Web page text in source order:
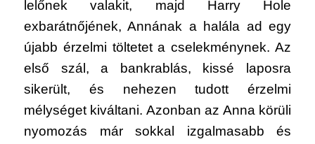
lelőnek valakit, majd Harry Hole
exbarátnőjének, Annának a halála ad egy
újabb érzelmi töltetet a cselekménynek. Az
első szál, a bankrablás, kissé laposra
sikerült, és nehezen tudott érzelmi
mélységet kiváltani. Azonban az Anna körüli
nyomozás már sokkal izgalmasabb és